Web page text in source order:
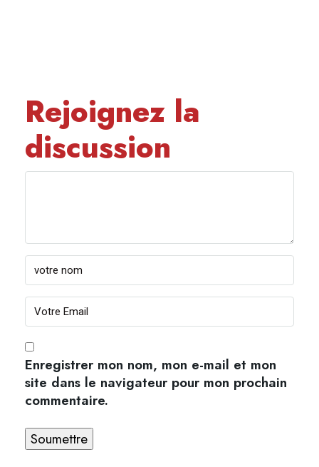
Rejoignez la
discussion
Enregistrer mon nom, mon e-mail et mon
site dans le navigateur pour mon prochain
commentaire.